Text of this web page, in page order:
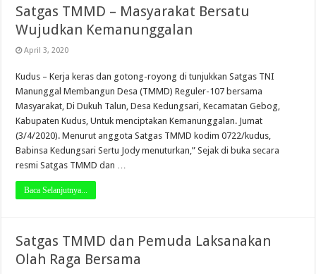
Satgas TMMD – Masyarakat Bersatu
Wujudkan Kemanunggalan
April 3, 2020
Kudus – Kerja keras dan gotong-royong di tunjukkan Satgas TNI
Manunggal Membangun Desa (TMMD) Reguler-107 bersama
Masyarakat, Di Dukuh Talun, Desa Kedungsari, Kecamatan Gebog,
Kabupaten Kudus, Untuk menciptakan Kemanunggalan. Jumat
(3/4/2020). Menurut anggota Satgas TMMD kodim 0722/kudus,
Babinsa Kedungsari Sertu Jody menuturkan,” Sejak di buka secara
resmi Satgas TMMD dan …
Baca Selanjutnya...
Satgas TMMD dan Pemuda Laksanakan
Olah Raga Bersama